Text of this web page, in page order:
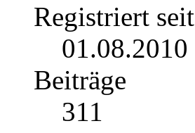
Registriert seit
01.08.2010
Beiträge
311